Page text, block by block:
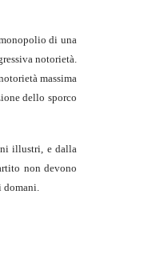
di una
notorietà.
massima
dello sporco
illustri, e dalla
non devono